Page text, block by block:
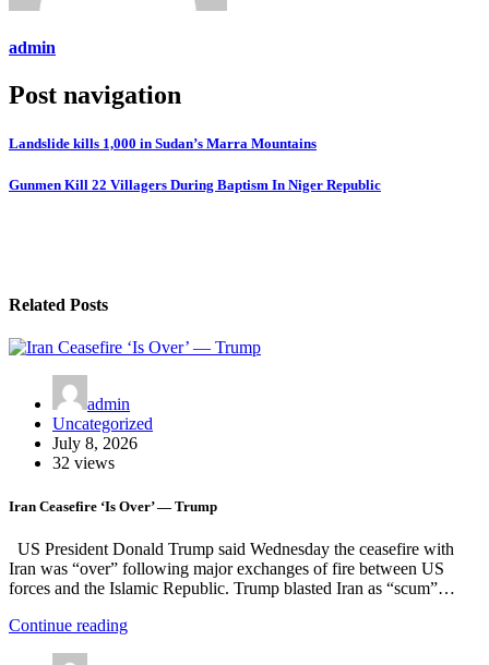
admin
Post navigation
Landslide kills 1,000 in Sudan’s Marra Mountains
Gunmen Kill 22 Villagers During Baptism In Niger Republic
Related Posts
admin
Uncategorized
July 8, 2026
32 views
Iran Ceasefire ‘Is Over’ — Trump
US President Donald Trump said Wednesday the ceasefire with
Iran was “over” following major exchanges of fire between US
forces and the Islamic Republic. Trump blasted Iran as “scum”…
Continue reading